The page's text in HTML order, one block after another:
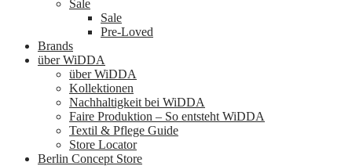
Sale
Sale
Pre-Loved
Brands
über WiDDA
über WiDDA
Kollektionen
Nachhaltigkeit bei WiDDA
Faire Produktion – So entsteht WiDDA
Textil & Pflege Guide
Store Locator
Berlin Concept Store